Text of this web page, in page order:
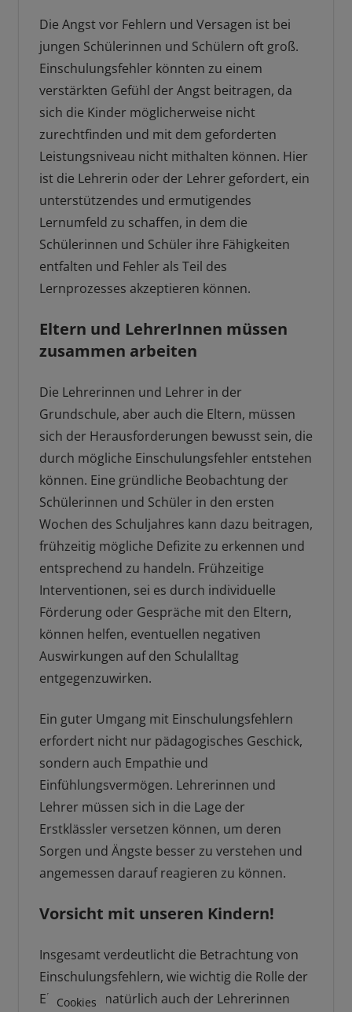
Die Angst vor Fehlern und Versagen ist bei
jungen Schülerinnen und Schülern oft groß.
Einschulungsfehler könnten zu einem
verstärkten Gefühl der Angst beitragen, da
sich die Kinder möglicherweise nicht
zurechtfinden und mit dem geforderten
Leistungsniveau nicht mithalten können. Hier
ist die Lehrerin oder der Lehrer gefordert, ein
unterstützendes und ermutigendes
Lernumfeld zu schaffen, in dem die
Schülerinnen und Schüler ihre Fähigkeiten
entfalten und Fehler als Teil des
Lernprozesses akzeptieren können.
Eltern und LehrerInnen müssen
zusammen arbeiten
Die Lehrerinnen und Lehrer in der
Grundschule, aber auch die Eltern, müssen
sich der Herausforderungen bewusst sein, die
durch mögliche Einschulungsfehler entstehen
können. Eine gründliche Beobachtung der
Schülerinnen und Schüler in den ersten
Wochen des Schuljahres kann dazu beitragen,
frühzeitig mögliche Defizite zu erkennen und
entsprechend zu handeln. Frühzeitige
Interventionen, sei es durch individuelle
Förderung oder Gespräche mit den Eltern,
können helfen, eventuellen negativen
Auswirkungen auf den Schulalltag
entgegenzuwirken.
Ein guter Umgang mit Einschulungsfehlern
erfordert nicht nur pädagogisches Geschick,
sondern auch Empathie und
Einfühlungsvermögen. Lehrerinnen und
Lehrer müssen sich in die Lage der
Erstklässler versetzen können, um deren
Sorgen und Ängste besser zu verstehen und
angemessen darauf reagieren zu können.
Vorsicht mit unseren Kindern!
Insgesamt verdeutlicht die Betrachtung von
Einschulungsfehlern, wie wichtig die Rolle der
Eltern und natürlich auch der Lehrerinnen
Cookies